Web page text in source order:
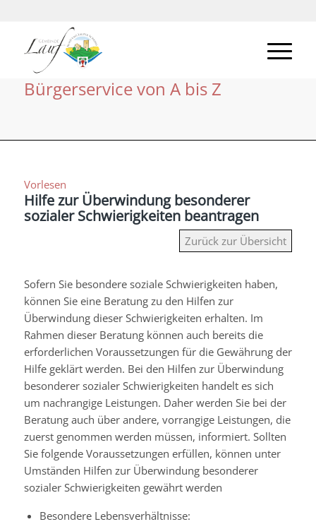
Bürgerservice von A bis Z
Vorlesen
Hilfe zur Überwindung besonderer
sozialer Schwierigkeiten beantragen
Zurück zur Übersicht
Sofern Sie besondere soziale Schwierigkeiten haben,
können Sie eine Beratung zu den Hilfen zur
Überwindung dieser Schwierigkeiten erhalten. Im
Rahmen dieser Beratung können auch bereits die
erforderlichen Voraussetzungen für die Gewährung der
Hilfe geklärt werden. Bei den Hilfen zur Überwindung
besonderer sozialer Schwierigkeiten handelt es sich
um nachrangige Leistungen. Daher werden Sie bei der
Beratung auch über andere, vorrangige Leistungen, die
zuerst genommen werden müssen, informiert. Sollten
Sie folgende Voraussetzungen erfüllen, können unter
Umständen Hilfen zur Überwindung besonderer
sozialer Schwierigkeiten gewährt werden
Besondere Lebensverhältnisse: